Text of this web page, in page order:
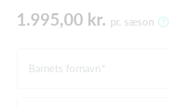
1.995,00 kr. pr. sæson
Barnets fornavn